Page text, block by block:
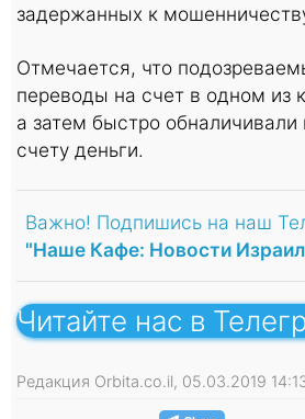
задержанных к
Отмечается, что
переводы на счет в одном из
а затем быстро
счету деньги.
Важно! Подпишись на наш
"Наше Кафе: Новости
Читайте нас в
Редакция Orbita.co.il, 05.03.2019